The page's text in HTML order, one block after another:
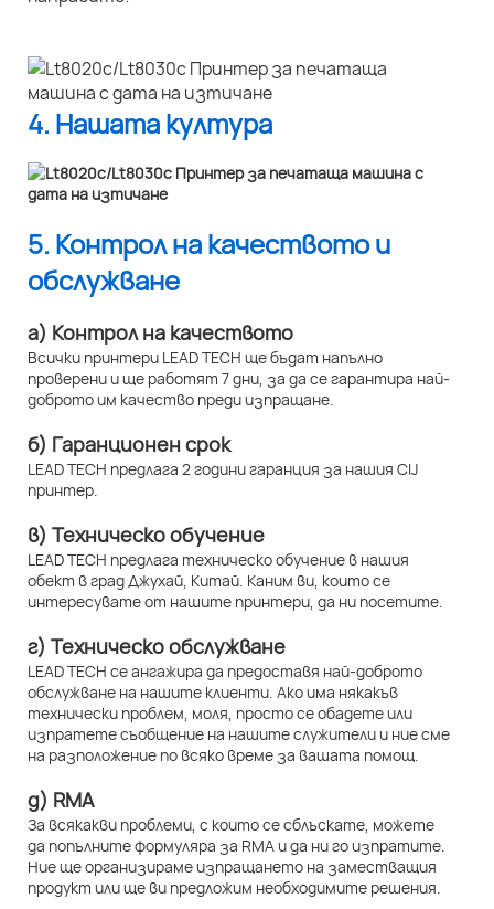
4. Нашата култура
5. Контрол на качеството и
обслужване
а) Контрол на качеството
Всички принтери LEAD TECH ще бъдат напълно
проверени и ще работят 7 дни, за да се гарантира най-
доброто им качество преди изпращане.
б) Гаранционен срок
LEAD TECH предлага 2 години гаранция за нашия CIJ
принтер.
в) Техническо обучение
LEAD TECH предлага техническо обучение в нашия
обект в град Джухай, Китай. Каним ви, които се
интересувате от нашите принтери, да ни посетите.
г) Техническо обслужване
LEAD TECH се ангажира да предоставя най-доброто
обслужване на нашите клиенти. Ако има някакъв
технически проблем, моля, просто се обадете или
изпратете съобщение на нашите служители и ние сме
на разположение по всяко време за вашата помощ.
д) RMA
За всякакви проблеми, с които се сблъскате, можете
да попълните формуляра за RMA и да ни го изпратите.
Ние ще организираме изпращането на заместващия
продукт или ще ви предложим необходимите решения.